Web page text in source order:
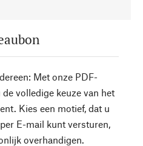
Met onze PDF-
volledige keuze van het
Kies een motief, dat u
E-mail kunt versturen,
overhandigen.